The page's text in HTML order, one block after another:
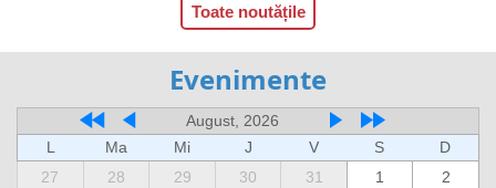
Toate noutățile
Evenimente
August, 2026
L
Ma Mi J V S
D
27
28 29 30 31 1
2